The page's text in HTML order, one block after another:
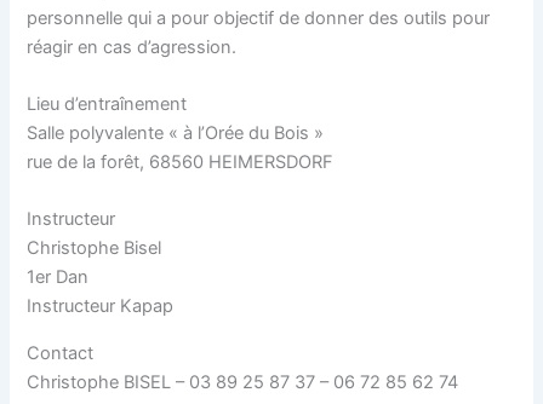
personnelle qui a pour objectif de donner des outils pour
réagir en cas d’agression.
Lieu d’entraînement
Salle polyvalente « à l’Orée du Bois »
rue de la forêt, 68560 HEIMERSDORF
Instructeur
Christophe Bisel
1er Dan
Instructeur Kapap
Contact
Christophe BISEL – 03 89 25 87 37 – 06 72 85 62 74